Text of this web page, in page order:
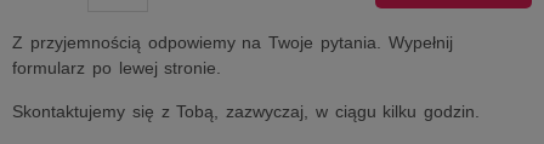
Z przyjemnością odpowiemy na Twoje pytania. Wypełnij
formularz po lewej stronie.
Skontaktujemy się z Tobą, zazwyczaj, w ciągu kilku godzin.